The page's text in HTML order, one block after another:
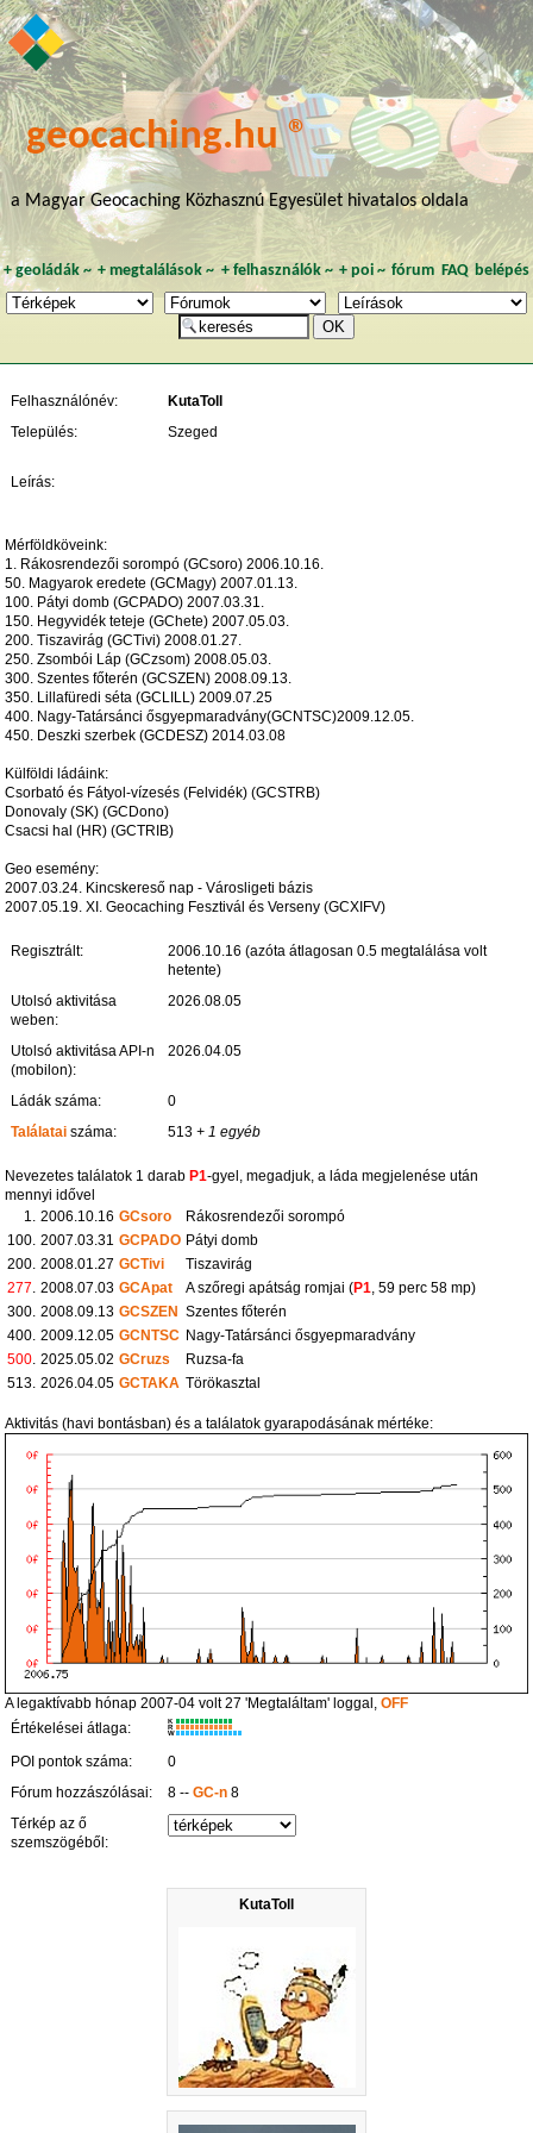
geocaching.hu ®
a Magyar Geocaching Közhasznú Egyesület hivatalos oldala
+geoládák~ +megtalálások ~ + felhasználók~ + poi~ fórum FAQ belépés
KutaToll
Felhasználónév:
KutaToll
Település:
Szeged
Leírás:
Mérföldköveink:
1. Rákosrendezői sorompó (GCsoro) 2006.10.16.
50. Magyarok eredete (GCMagy) 2007.01.13.
100. Pátyi domb (GCPADO) 2007.03.31.
150. Hegyvidék teteje (GChete) 2007.05.03.
200. Tiszavirág (GCTivi) 2008.01.27.
250. Zsombói Láp (GCzsom) 2008.05.03.
300. Szentes főterén (GCSZEN) 2008.09.13.
350. Lillafüredi séta (GCLILL) 2009.07.25
400. Nagy-Tatársánci ősgyepmaradvány(GCNTSC)2009.12.05.
450. Deszki szerbek (GCDESZ) 2014.03.08
Külföldi ládáink:
Csorbató és Fátyol-vízesés (Felvidék) (GCSTRB)
Donovaly (SK) (GCDono)
Csacsi hal (HR) (GCTRIB)
Geo esemény:
2007.03.24. Kincskereső nap - Városligeti bázis
2007.05.19. XI. Geocaching Fesztivál és Verseny (GCXIFV)
Regisztrált:
2006.10.16 (azóta átlagosan 0.5 megtalálása volt
hetente)
Utolsó aktivitása
weben:
2026.08.05
Utolsó aktivitása API-n
(mobilon):
2026.04.05
Ládák száma:
0
Találatai száma: 513 + 1 egyéb
Nevezetes találatok 1 darabP1-gyel, megadjuk, a láda megjelenése után
mennyi idővel
1.
2006.10.16 GCsoro
Rákosrendezői sorompó
100. 2007.03.31 GCPADO Pátyi domb
200. 2008.01.27 GCTivi
Tiszavirág
277
2008.07.03 GCApat A szőregi apátság romjai (P1 , 59 perc 58 mp)
300. 2008.09.13 GCSZEN Szentes főterén
400. 2009.12.05 GCNTSC Nagy-Tatársánci ősgyepmaradvány
500 2025.05.02 GCruzs
Ruzsa-fa
513. 2026.04.05 GCTAKA Törökasztal
Aktivitás (havi bontásban) és a találatok gyarapodásának mértéke:
A legaktívabb hónap 2007-04 volt 27 'Megtaláltam' loggal,OFF
Értékelései átlaga:
K
R
W
POI pontok száma:
0
Fórum hozzászólásai:
8 --GC-n 8
Térkép az ő
szemszögéből: